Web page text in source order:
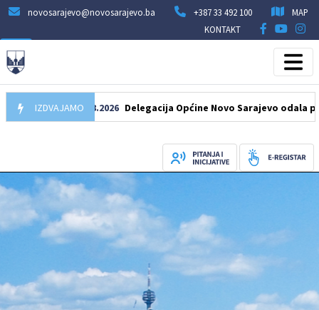
novosarajevo@novosarajevo.ba +387 33 492 100
MAP
KONTAKT
IZDVAJAMO
07.08.2026 Delegacija Općine Novo Sarajevo odala počast